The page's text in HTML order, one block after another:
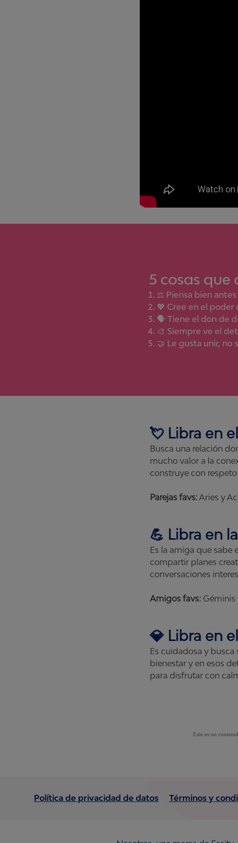
5 cosas que
⚖️ Piensa bien
💖 Cree en el poder
🗣 Tiene el don de
🎨 Siempre ve el
🤝 Le gusta unir, no
💘 Libra en el
Busca una relación
mucho valor a la
construye con
Parejas favs:Aries y
💪 Libra en la
Es la amiga que sabe
compartir planes
conversaciones
Amigos favs: Géminis
💎 Libra en el
Es cuidadosa y
bienestar y en esos
para disfrutar con
Esto es un
Política de privacidad de datos Términos y